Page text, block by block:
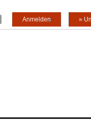
»
Anmelden